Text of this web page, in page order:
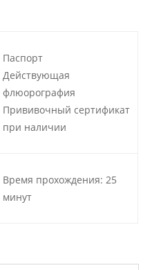
Паспорт
Действующая
флюорография
Прививочный сертификат
при наличии
Время прохождения: 25
минут